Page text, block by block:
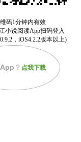
App ？ 点我下载